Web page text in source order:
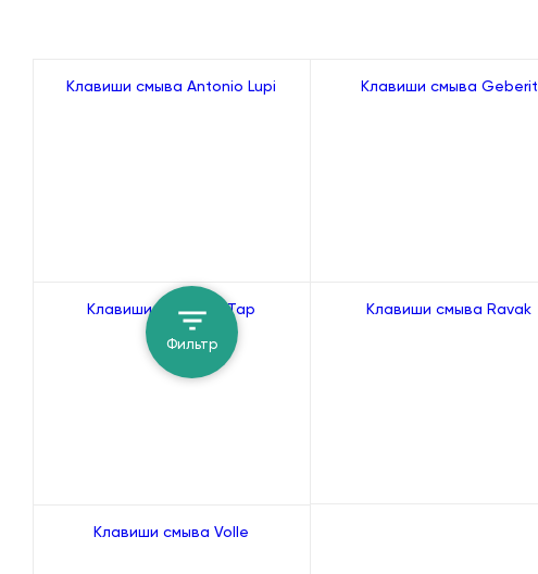
Фильтр
Клавиши смыва Antonio Lupi Клавиши смыва Geberit
Клавиши смыва Q-Tap Клавиши смыва Ravak
Клавиши смыва Volle